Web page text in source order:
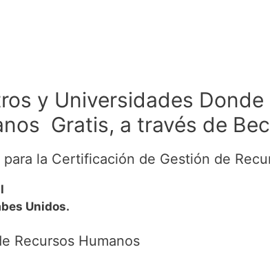
y Universidades
Gratis, a través de
la Certificación de Gestión de
Unidos.
Recursos Humanos